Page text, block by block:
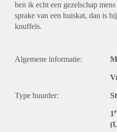
ben ik echt een gezelschap
sprake van een huiskat, dan is
knuffels.
Algemene informatie:
Type huurder:
1e